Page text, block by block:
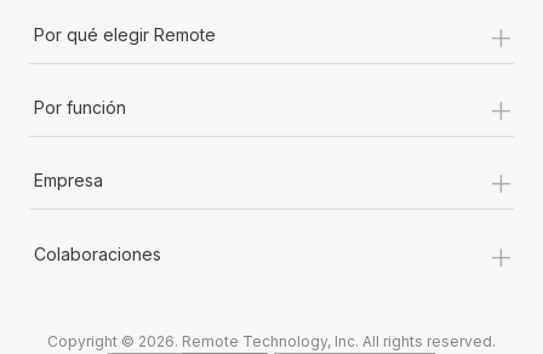
Por qué elegir Remote +
Por función +
Empresa +
Colaboraciones +
Copyright © 2026. Remote Technology, Inc. All rights reserved.